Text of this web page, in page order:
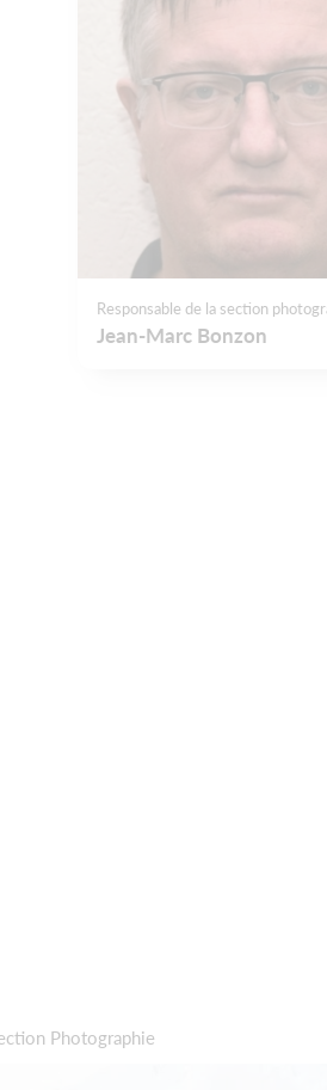
Responsable de la section
Jean-Marc Bonzon
Photographie